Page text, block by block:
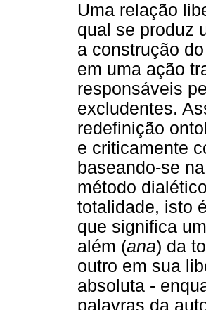
Uma relação
qual se produz
a construção
em uma ação
responsáveis
excludentes.
redefinição
e criticamente
baseando-se
método
totalidade, isto
que significa
além (ana) da
outro em sua
absoluta -
palavras da